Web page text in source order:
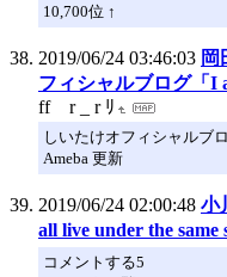
10,700位 ↑
2019/06/24 03:46:03 岡
フィシャルブログ「I
ff r _ r ﾘ
しいたけオフィシャルブ
Ameba 更新
2019/06/24 02:00:48 小
all live under the same
コメントする5